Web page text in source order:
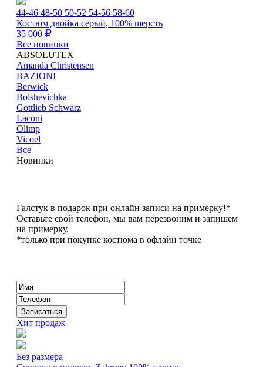
44-46 48-50 50-52 54-56 58-60
Костюм двойка серый, 100% шерсть
35 000
Все новинки
ABSOLUTEX
Amanda Christensen
BAZIONI
Berwick
Bolshevichka
Gottlieb Schwarz
Laconi
Olimp
Vicoel
Все
Новинки
Галстук в подарок при онлайн записи на примерку!*
Оставьте свой телефон, мы вам перезвоним и запишем
на примерку.
*только при покупке костюма в офлайн точке
Хит продаж
Без размера